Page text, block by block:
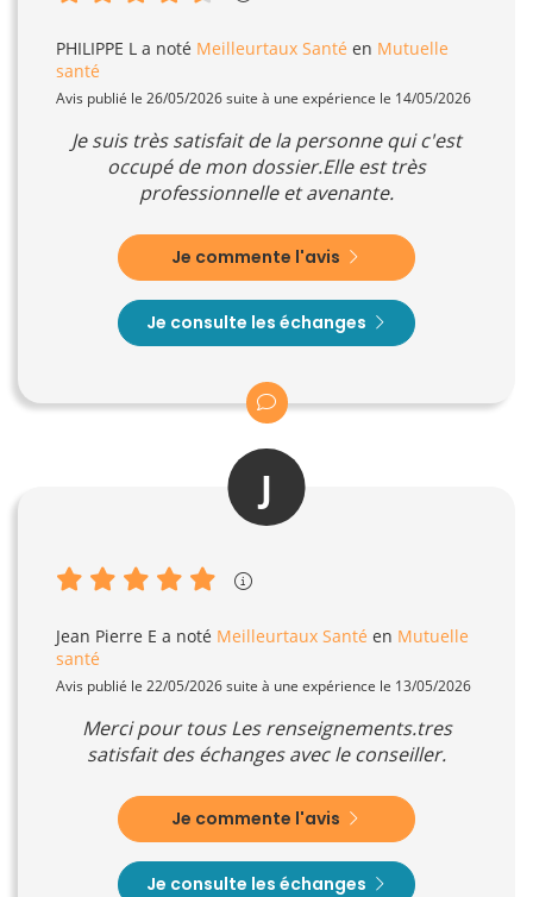
PHILIPPE L a noté Meilleurtaux Santé en Mutuelle
santé
Avis publié le 26/05/2026 suite à une expérience le 14/05/2026
Je suis très satisfait de la personne qui c'est
occupé de mon dossier.Elle est très
professionnelle et avenante.
Je commente l'avis
Je consulte les échanges
J
Jean Pierre E a noté Meilleurtaux Santé en Mutuelle
santé
Avis publié le 22/05/2026 suite à une expérience le 13/05/2026
Merci pour tous Les renseignements.tres
satisfait des échanges avec le conseiller.
Je commente l'avis
Je consulte les échanges